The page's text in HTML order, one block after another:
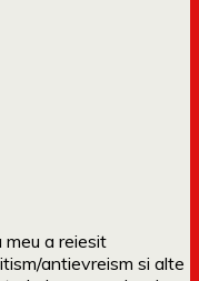
meu a reiesit
antievreism si alte